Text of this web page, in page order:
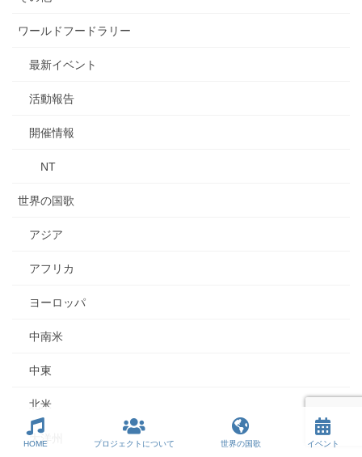
ワールドフードラリー
最新イベント
活動報告
開催情報
NT
世界の国歌
アジア
アフリカ
ヨーロッパ
中南米
中東
北米
大洋州
HOME プロジェクトについて 世界の国歌 イベント